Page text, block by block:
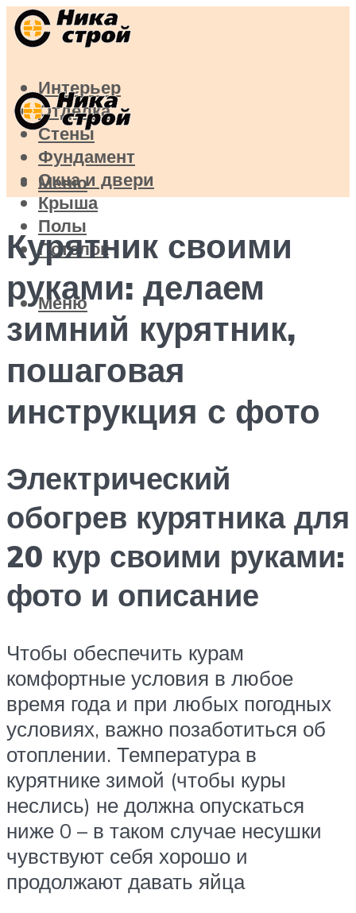
Интерьер
Отделка
Стены
Фундамент
Окна и двери
Крыша
Полы
Потолок
Меню
Меню
Курятник своими
руками: делаем
зимний курятник,
пошаговая
инструкция с фото
Электрический
обогрев курятника для
20 кур своими руками:
фото и описание
Чтобы обеспечить курам
комфортные условия в любое
время года и при любых погодных
условиях, важно позаботиться об
отоплении. Температура в
курятнике зимой (чтобы куры
неслись) не должна опускаться
ниже 0 – в таком случае несушки
чувствуют себя хорошо и
продолжают давать яйца